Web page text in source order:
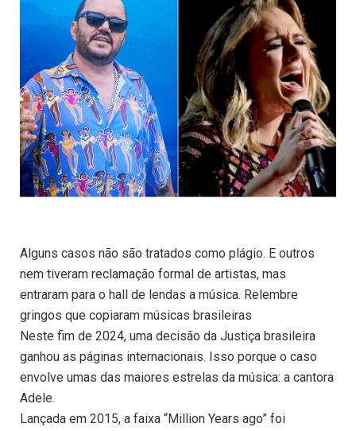
Alguns casos não são tratados como plágio. E outros
nem tiveram reclamação formal de artistas, mas
entraram para o hall de lendas a música. Relembre
gringos que copiaram músicas brasileiras
Neste fim de 2024, uma decisão da Justiça brasileira
ganhou as páginas internacionais. Isso porque o caso
envolve umas das maiores estrelas da música: a cantora
Adele.
Lançada em 2015, a faixa “Million Years ago” foi